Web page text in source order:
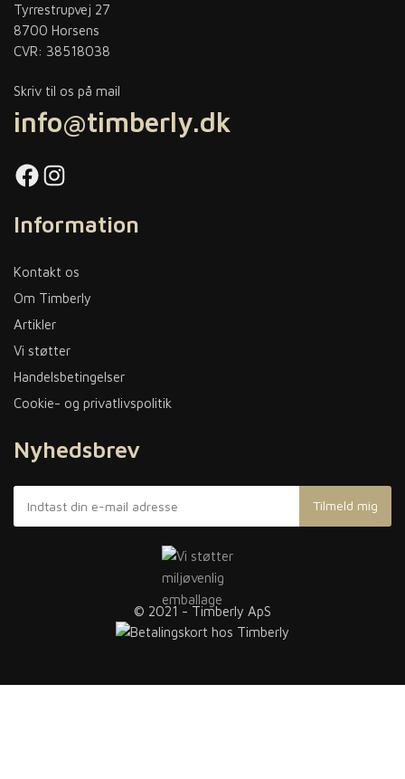
Tyrrestrupvej 27
8700 Horsens
CVR: 38518038
Skriv til os på mail
info@timberly.dk
Facebook Instagram
Information
Kontakt os
Om Timberly
Artikler
Vi støtter
Handelsbetingelser
Cookie- og privatlivspolitik
Nyhedsbrev
© 2021 - Timberly ApS